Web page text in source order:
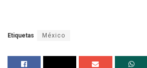
Etiquetas México